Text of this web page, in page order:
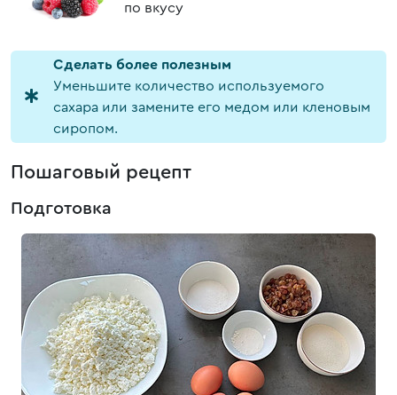
по вкусу
Cделать более полезным
Уменьшите количество используемого
сахара или замените его медом или кленовым
сиропом.
Пошаговый рецепт
Подготовка